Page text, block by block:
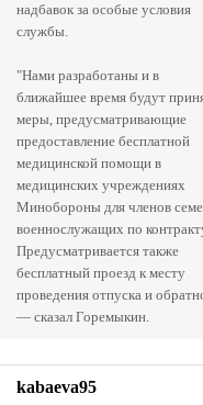
надбавок за особые условия
службы.
"Нами разработаны и в
ближайшее время будут
меры, предусматривающие
предоставление бесплатной
медицинской помощи в
медицинских учреждениях
Минобороны для членов
военнослужащих по
Предусматривается также
бесплатный проезд к месту
проведения отпуска и
— сказал Горемыкин.
kabaeva95